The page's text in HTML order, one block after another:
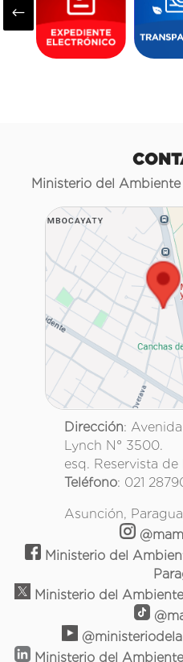
#
Ministerio del
Dirección:
Lynch N° 3500.
esq. Reservista
Teléfono: 021
Asunción,
Ministerio del
Ministerio del
Ministerio del